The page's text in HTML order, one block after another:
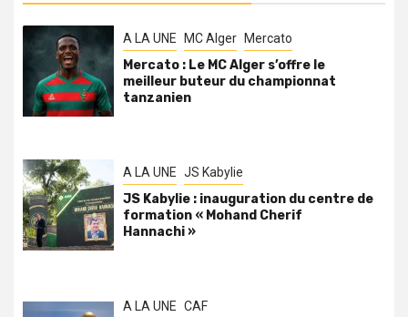
A LA UNE MC Alger Mercato
Mercato : Le MC Alger s’offre le
meilleur buteur du championnat
tanzanien
A LA UNE JS Kabylie
JS Kabylie : inauguration du centre de
formation « Mohand Cherif
Hannachi »
A LA UNE CAF